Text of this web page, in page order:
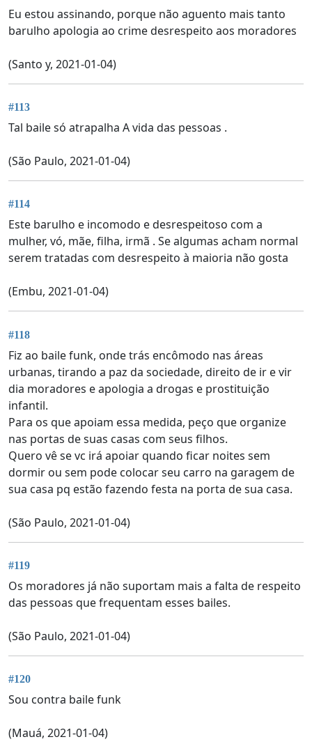
Eu estou assinando, porque não aguento mais tanto
barulho apologia ao crime desrespeito aos moradores
(Santo y, 2021-01-04)
#113
Tal baile só atrapalha A vida das pessoas .
(São Paulo, 2021-01-04)
#114
Este barulho e incomodo e desrespeitoso com a
mulher, vó, mãe, filha, irmã . Se algumas acham normal
serem tratadas com desrespeito à maioria não gosta
(Embu, 2021-01-04)
#118
Fiz ao baile funk, onde trás encômodo nas áreas
urbanas, tirando a paz da sociedade, direito de ir e vir
dia moradores e apologia a drogas e prostituição
infantil.
Para os que apoiam essa medida, peço que organize
nas portas de suas casas com seus filhos.
Quero vê se vc irá apoiar quando ficar noites sem
dormir ou sem pode colocar seu carro na garagem de
sua casa pq estão fazendo festa na porta de sua casa.
(São Paulo, 2021-01-04)
#119
Os moradores já não suportam mais a falta de respeito
das pessoas que frequentam esses bailes.
(São Paulo, 2021-01-04)
#120
Sou contra baile funk
(Mauá, 2021-01-04)